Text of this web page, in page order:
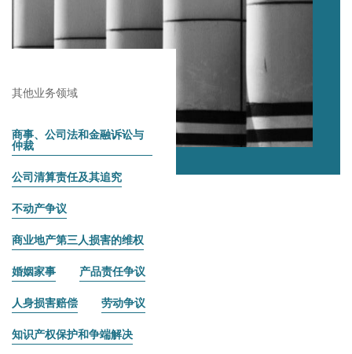
其他业务领域
商事、公司法和金融诉讼与
仲裁
公司清算责任及其追究
不动产争议
商业地产第三人损害的维权
婚姻家事 产品责任争议
人身损害赔偿 劳动争议
知识产权保护和争端解决